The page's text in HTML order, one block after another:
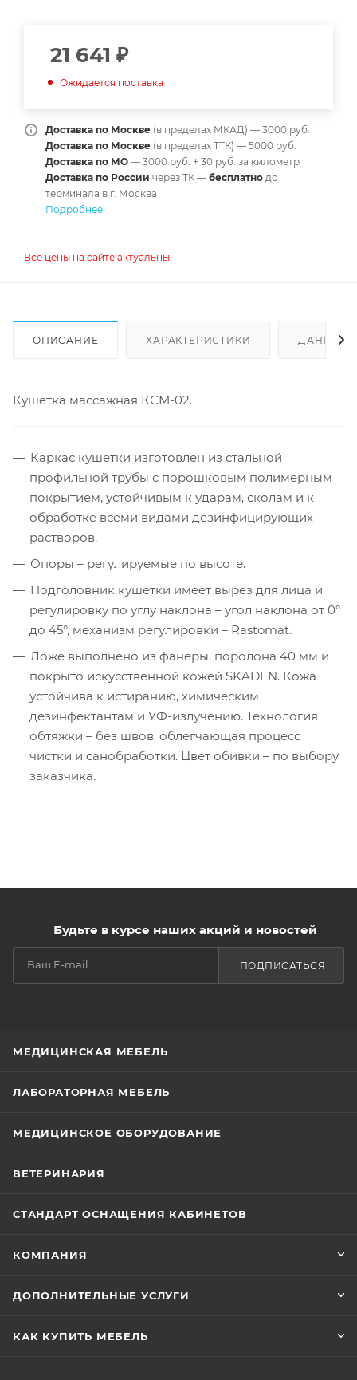
21 641 ₽
Ожидается поставка
Доставка по Москве (в пределах МКАД) — 3000 руб.
Доставка по Москве (в пределах ТТК) — 5000 руб.
Доставка по МО — 3000 руб. + 30 руб. за километр
Доставка по России через ТК — бесплатно до
терминала в г. Москва
Подробнее
Все цены на сайте актуальны!
ОПИСАНИЕ ХАРАКТЕРИСТИКИ ДАННЫЕ
Кушетка массажная КСМ-02.
Каркас кушетки изготовлен из стальной
профильной трубы с порошковым полимерным
покрытием, устойчивым к ударам, сколам и к
обработке всеми видами дезинфицирующих
растворов.
Опоры – регулируемые по высоте.
Подголовник кушетки имеет вырез для лица и
регулировку по углу наклона – угол наклона от 0°
до 45°, механизм регулировки – Rastomat.
Ложе выполнено из фанеры, поролона 40 мм и
покрыто искусственной кожей SKADEN. Кожа
устойчива к истиранию, химическим
дезинфектантам и УФ-излучению. Технология
обтяжки – без швов, облегчающая процесс
чистки и санобработки. Цвет обивки – по выбору
заказчика.
Будьте в курсе наших акций и новостей
ПОДПИСАТЬСЯ
МЕДИЦИНСКАЯ МЕБЕЛЬ
ЛАБОРАТОРНАЯ МЕБЕЛЬ
МЕДИЦИНСКОЕ ОБОРУДОВАНИЕ
ВЕТЕРИНАРИЯ
СТАНДАРТ ОСНАЩЕНИЯ КАБИНЕТОВ
КОМПАНИЯ
ДОПОЛНИТЕЛЬНЫЕ УСЛУГИ
КАК КУПИТЬ МЕБЕЛЬ